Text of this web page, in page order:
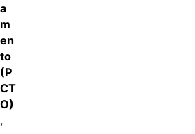
a
m
en
to
(P
CT
O)
,